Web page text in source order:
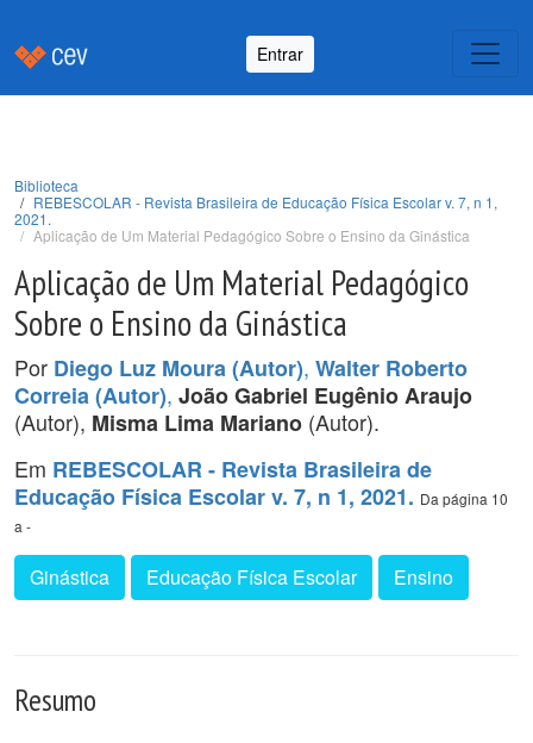
Entrar
Biblioteca
REBESCOLAR - Revista Brasileira de Educação Física Escolar v. 7, n 1,
2021.
Aplicação de Um Material Pedagógico Sobre o Ensino da Ginástica
Aplicação de Um Material Pedagógico
Sobre o Ensino da Ginástica
Por Diego Luz Moura (Autor), Walter Roberto
Correia (Autor), João Gabriel Eugênio Araujo
(Autor), Misma Lima Mariano (Autor).
Em REBESCOLAR - Revista Brasileira de
Educação Física Escolar v. 7, n 1, 2021. Da página 10
a -
Ginástica Educação Física Escolar Ensino
Resumo